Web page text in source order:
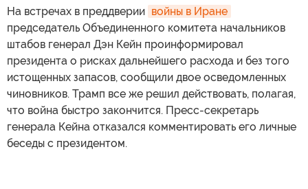
На встречах в преддверии войны в Иране
председатель Объединенного комитета начальников
штабов генерал Дэн Кейн проинформировал
президента о рисках дальнейшего расхода и без того
истощенных запасов, сообщили двое осведомленных
чиновников. Трамп все же решил действовать, полагая,
что война быстро закончится. Пресс-секретарь
генерала Кейна отказался комментировать его личные
беседы с президентом.